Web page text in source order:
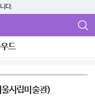
다.
드
시립미술관)